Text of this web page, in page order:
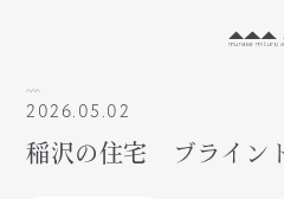
2026.05.02
稲沢の住宅 ブライン